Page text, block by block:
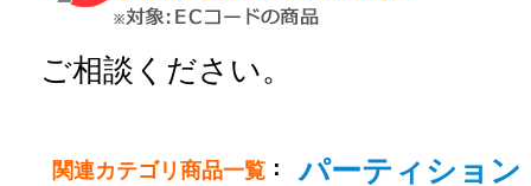
ご相談ください。
関連カテゴリ商品一覧 ： パーティション